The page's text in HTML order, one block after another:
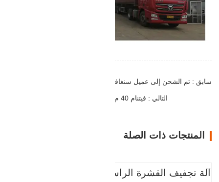
التالي : فيتنام 40 م 1 يتم تركيب مجفف القشرة السطحية
المنتجات ذات الصلة
آلة تجفيف القشرة الرأسية